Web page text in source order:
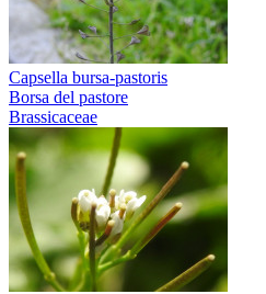
Capsella bursa-pastoris
Borsa del pastore
Brassicaceae